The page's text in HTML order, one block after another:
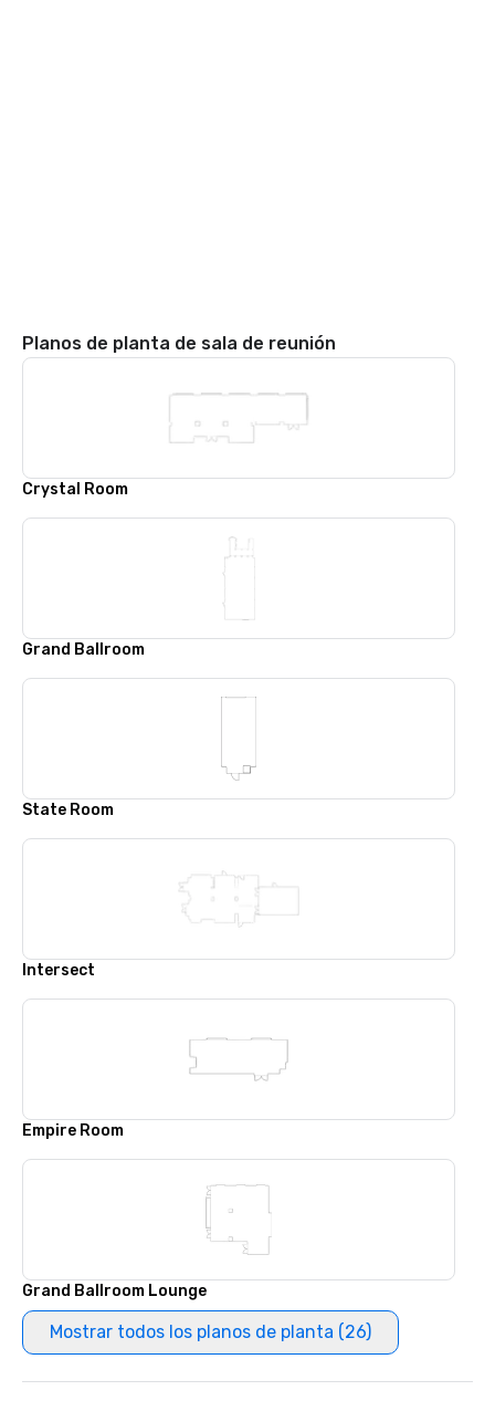
Planos de planta de sala de reunión
Crystal Room
Grand Ballroom
State Room
Intersect
Empire Room
Grand Ballroom Lounge
Mostrar todos los planos de planta (26)